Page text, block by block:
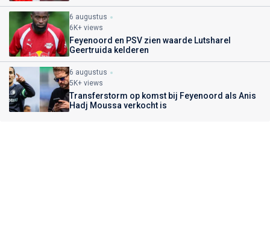
6 augustus
6K+ views
Feyenoord en PSV zien waarde Lutsharel
Geertruida kelderen
6 augustus
5K+ views
Transferstorm op komst bij Feyenoord als Anis
Hadj Moussa verkocht is